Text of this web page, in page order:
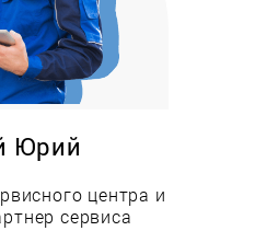
Юрий
центра и
сервиса